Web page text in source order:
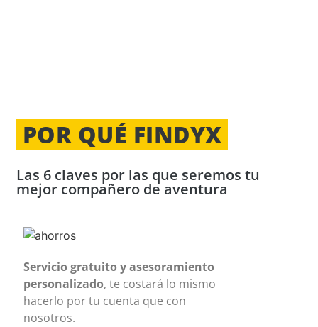
POR QUÉ FINDYX
Las 6 claves por las que seremos tu
mejor compañero de aventura
Servicio gratuito y asesoramiento
personalizado, te costará lo mismo
hacerlo por tu cuenta que con
nosotros.